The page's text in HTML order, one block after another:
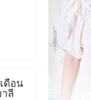
ดือน
ลี